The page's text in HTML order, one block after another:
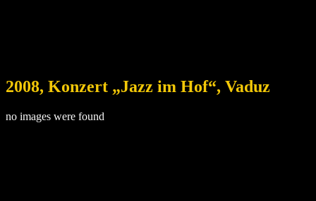
2008, Konzert „Jazz im Hof“, Vaduz
no images were found